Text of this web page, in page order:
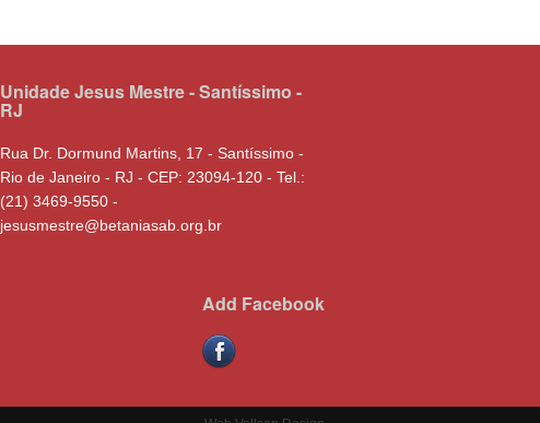
Unidade Jesus Mestre - Santíssimo -
RJ
Rua Dr. Dormund Martins, 17 - Santíssimo -
Rio de Janeiro - RJ - CEP: 23094-120 - Tel.:
(21) 3469-9550 -
jesusmestre@betaniasab.org.br
Add Facebook